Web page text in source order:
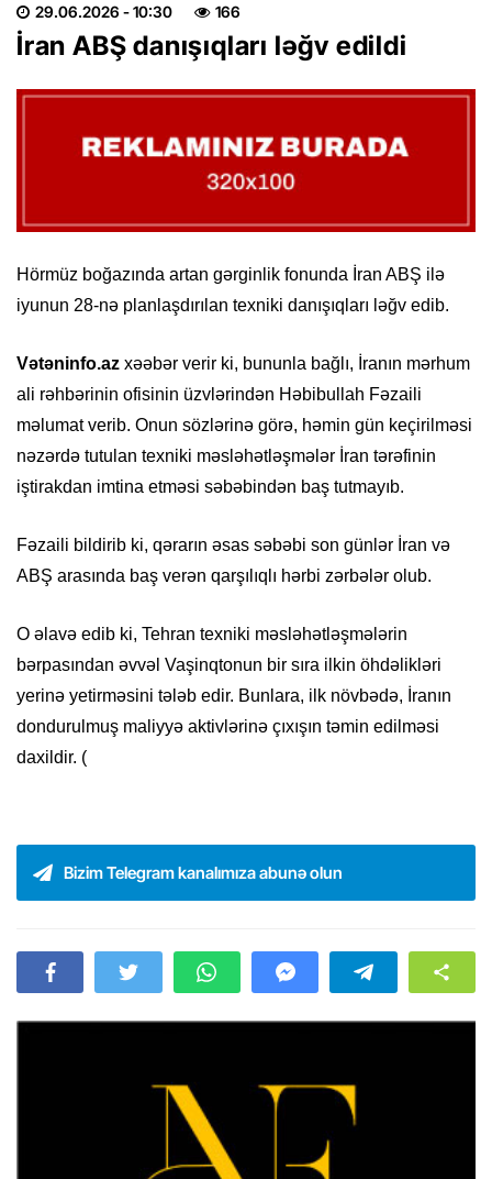
29.06.2026 - 10:30 166
İran ABŞ danışıqları ləğv edildi
Hörmüz boğazında artan gərginlik fonunda İran ABŞ ilə
iyunun 28-nə planlaşdırılan texniki danışıqları ləğv edib.
Vətəninfo.az xəəbər verir ki, bununla bağlı, İranın mərhum
ali rəhbərinin ofisinin üzvlərindən Həbibullah Fəzaili
məlumat verib. Onun sözlərinə görə, həmin gün keçirilməsi
nəzərdə tutulan texniki məsləhətləşmələr İran tərəfinin
iştirakdan imtina etməsi səbəbindən baş tutmayıb.
Fəzaili bildirib ki, qərarın əsas səbəbi son günlər İran və
ABŞ arasında baş verən qarşılıqlı hərbi zərbələr olub.
O əlavə edib ki, Tehran texniki məsləhətləşmələrin
bərpasından əvvəl Vaşinqtonun bir sıra ilkin öhdəlikləri
yerinə yetirməsini tələb edir. Bunlara, ilk növbədə, İranın
dondurulmuş maliyyə aktivlərinə çıxışın təmin edilməsi
daxildir. (
Bizim Telegram kanalımıza abunə olun